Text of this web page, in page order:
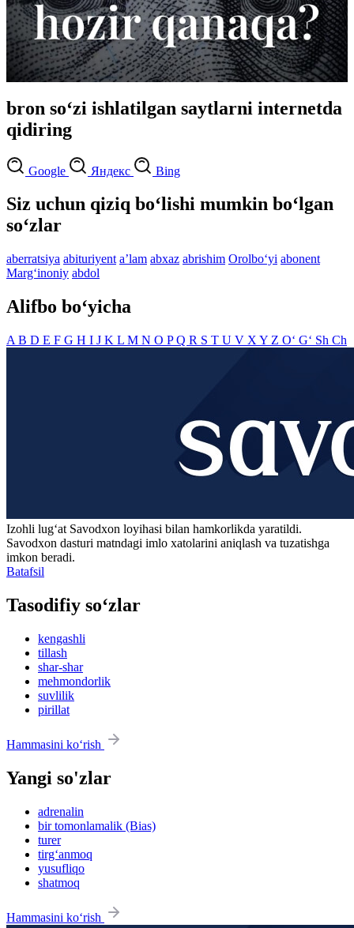
bron so‘zi ishlatilgan saytlarni internetda
qidiring
Google Яндекс Bing
Siz uchun qiziq bo‘lishi mumkin bo‘lgan
so‘zlar
aberratsiya abituriyent aʼlam abxaz abrishim Orolbo‘yi abonent
Marg‘inoniy abdol
Alifbo bo‘yicha
A B D E F G H I J K L M N O PQ R S T U V X Y Z O‘ G‘ Sh Ch
Izohli lugʻat Savodxon loyihasi bilan hamkorlikda yaratildi.
Savodxon dasturi matndagi imlo xatolarini aniqlash va tuzatishga
imkon beradi.
Batafsil
Tasodifiy so‘zlar
kengashli
tillash
shar-shar
mehmondorlik
suvlilik
pirillat
Hammasini ko‘rish
Yangi so'zlar
adrenalin
bir tomonlamalik (Bias)
turer
tirg‘anmoq
yusufliqo
shatmoq
Hammasini ko‘rish